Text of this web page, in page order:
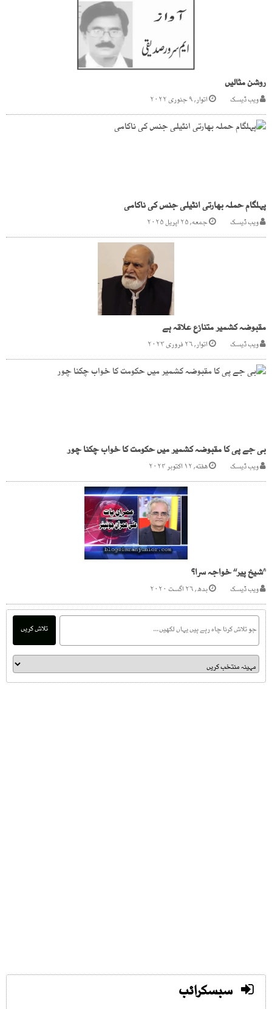
روشن مثالیں
ویب ڈیسک اتوار, ۹ جنوری ۲۰۲۲
پہلگام حملہ بھارتی انٹیلی جنس کی ناکامی
ویب ڈیسک جمعه, ۲۵ اپریل ۲۰۲۵
مقبوضہ کشمیر متنازع علاقہ ہے
ویب ڈیسک اتوار, ۲۶ فروری ۲۰۲۳
بی جے پی کا مقبوضہ کشمیر میں حکومت کا خواب چکنا چور
ویب ڈیسک هفته, ۱۲ اکتوبر ۲۰۲۴
’’شیخ پیر‘‘ خواجہ سرا؟
ویب ڈیسک بدھ, ۲۶ اگست ۲۰۲۰
تلاش کریں
سبسکرائب